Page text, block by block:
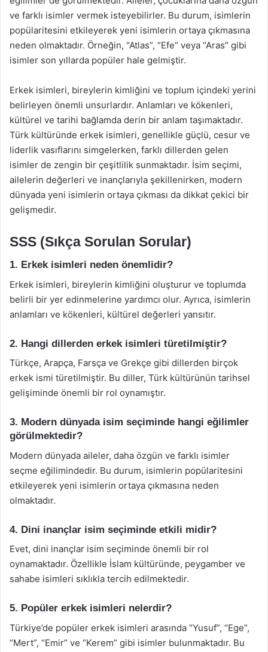
ve farklı isimler vermek isteyebilirler. Bu durum, isimlerin
popülaritesini etkileyerek yeni isimlerin ortaya çıkmasına
neden olmaktadır. Örneğin, “Atlas”, “Efe” veya “Aras” gibi
isimler son yıllarda popüler hale gelmiştir.
Erkek isimleri, bireylerin kimliğini ve toplum içindeki yerini
belirleyen önemli unsurlardır. Anlamları ve kökenleri,
kültürel ve tarihi bağlamda derin bir anlam taşımaktadır.
Türk kültüründe erkek isimleri, genellikle güçlü, cesur ve
liderlik vasıflarını simgelerken, farklı dillerden gelen
isimler de zengin bir çeşitlilik sunmaktadır. İsim seçimi,
ailelerin değerleri ve inançlarıyla şekillenirken, modern
dünyada yeni isimlerin ortaya çıkması da dikkat çekici bir
gelişmedir.
SSS (Sıkça Sorulan Sorular)
1. Erkek isimleri neden önemlidir?
Erkek isimleri, bireylerin kimliğini oluşturur ve toplumda
belirli bir yer edinmelerine yardımcı olur. Ayrıca, isimlerin
anlamları ve kökenleri, kültürel değerleri yansıtır.
2. Hangi dillerden erkek isimleri türetilmiştir?
Türkçe, Arapça, Farsça ve Grekçe gibi dillerden birçok
erkek ismi türetilmiştir. Bu diller, Türk kültürünün tarihsel
gelişiminde önemli bir rol oynamıştır.
3. Modern dünyada isim seçiminde hangi eğilimler
görülmektedir?
Modern dünyada aileler, daha özgün ve farklı isimler
seçme eğilimindedir. Bu durum, isimlerin popülaritesini
etkileyerek yeni isimlerin ortaya çıkmasına neden
olmaktadır.
4. Dini inançlar isim seçiminde etkili midir?
Evet, dini inançlar isim seçiminde önemli bir rol
oynamaktadır. Özellikle İslam kültüründe, peygamber ve
sahabe isimleri sıklıkla tercih edilmektedir.
5. Popüler erkek isimleri nelerdir?
Türkiye’de popüler erkek isimleri arasında “Yusuf”, “Ege”,
“Mert”, “Emir” ve “Kerem” gibi isimler bulunmaktadır. Bu